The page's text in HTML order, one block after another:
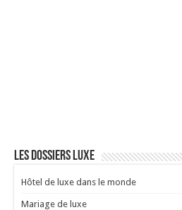
Les dossiers luxe
Hôtel de luxe dans le monde
Mariage de luxe